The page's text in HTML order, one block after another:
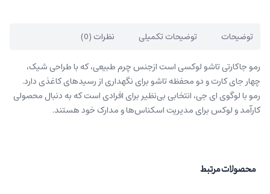
توضیحات توضیحات تکمیلی نظرات (0)
رمو جاکارتی تاشو لوکسی است ازجنس چرم طبیعی، که با طراحی شیک،
چهار جای کارت و دو محفظه تاشو برای نگهداری از رسیدهای کاغذی دارد.
رمو با لوگوی ای جی، انتخابی بی‌نظیر برای افرادی است که به دنبال محصولی
کارآمد و لوکس برای مدیریت اسکناس‌ها و مدارک خود هستند.
محصولات مرتبط